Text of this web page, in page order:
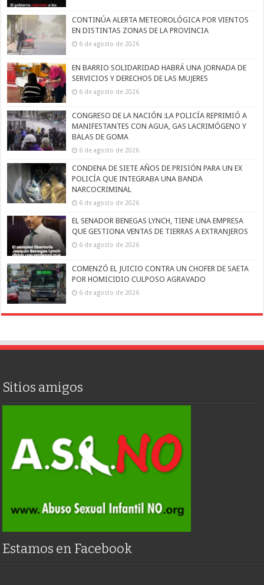
CONTINÚA ALERTA METEOROLÓGICA POR VIENTOS
EN DISTINTAS ZONAS DE LA PROVINCIA
6 de agosto de 2026
EN BARRIO SOLIDARIDAD HABRÁ UNA JORNADA DE
SERVICIOS Y DERECHOS DE LAS MUJERES
6 de agosto de 2026
CONGRESO DE LA NACIÓN :LA POLICÍA REPRIMIÓ A
MANIFESTANTES CON AGUA, GAS LACRIMÓGENO Y
BALAS DE GOMA
6 de agosto de 2026
CONDENA DE SIETE AÑOS DE PRISIÓN PARA UN EX
POLICÍA QUE INTEGRABA UNA BANDA
NARCOCRIMINAL
6 de agosto de 2026
EL SENADOR BENEGAS LYNCH, TIENE UNA EMPRESA
QUE GESTIONA VENTAS DE TIERRAS A EXTRANJEROS
6 de agosto de 2026
COMENZÓ EL JUICIO CONTRA UN CHOFER DE SAETA
POR HOMICIDIO CULPOSO AGRAVADO
6 de agosto de 2026
Sitios amigos
Estamos en Facebook